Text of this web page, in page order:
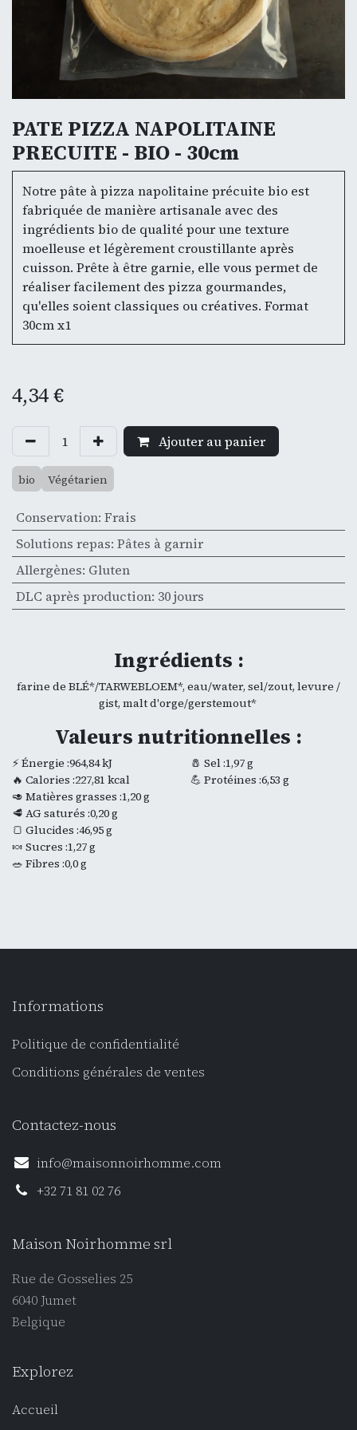
PATE PIZZA NAPOLITAINE
PRECUITE - BIO - 30cm
Notre pâte à pizza napolitaine précuite bio est
fabriquée de manière artisanale avec des
ingrédients bio de qualité pour une texture
moelleuse et légèrement croustillante après
cuisson. Prête à être garnie, elle vous permet de
réaliser facilement des pizza gourmandes,
qu'elles soient classiques ou créatives. Format
30cm x1
4,34€
Ajouter au panier
bio Végétarien
Conservation: Frais
Solutions repas: Pâtes à garnir
Allergènes: Gluten
DLC après production: 30 jours
Ingrédients :
farine de BLÉ*/TARWEBLOEM*, eau/water, sel/zout, levure /
gist, malt d'orge/gerstemout*
Valeurs nutritionnelles :
⚡ Énergie :964,84 kJ
🔥 Calories :227,81 kcal
🥑 Matières grasses :1,20 g
🥩 AG saturés :0,20 g
🍞 Glucides :46,95 g
🍬 Sucres :1,27 g
🥗 Fibres :0,0 g
🧂 Sel :1,97 g
💪 Protéines :6,53 g
Informations
Politique de confidentialité
Conditions générales de ventes
Contactez-nous
info@maisonnoirhomme.com
+32 71 81 02 76
Maison Noirhomme srl
Rue de Gosselies 25
6040 Jumet
Belgique
Explorez
Accueil